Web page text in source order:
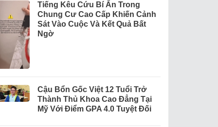
Tiếng Kêu Cứu Bí Ẩn Trong
Chung Cư Cao Cấp Khiến Cảnh
Sát Vào Cuộc Và Kết Quả Bất
Ngờ
Cậu Bổn Gốc Việt 12 Tuổi Trở
Thành Thủ Khoa Cao Đẳng Tại
Mỹ Với Điểm GPA 4.0 Tuyệt Đối